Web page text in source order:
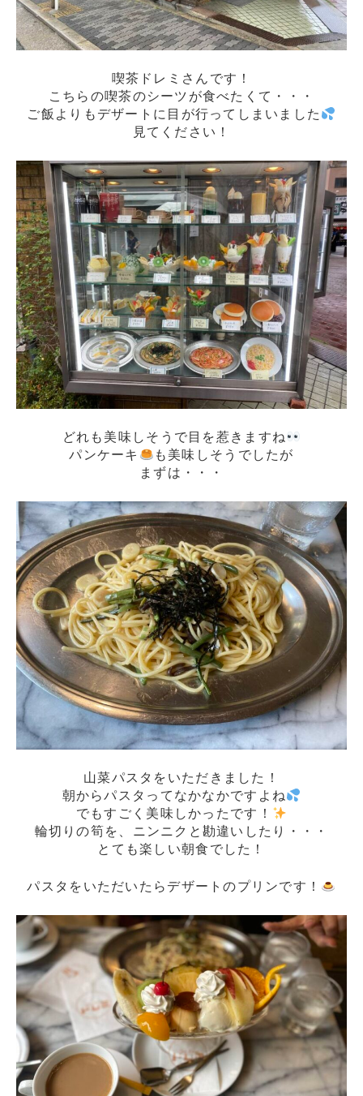
喫茶ドレミさんです！
こちらの喫茶のシーツが食べたくて・・・
ご飯よりもデザートに目が行ってしまいました
見てください！
どれも美味しそうで目を惹きますね
パンケーキ
も美味しそうでしたが
まずは・・・
山菜パスタをいただきました！
朝からパスタってなかなかですよね
でもすごく美味しかったです！
輪切りの筍を、ニンニクと勘違いしたり・・・
とても楽しい朝食でした！
パスタをいただいたらデザートのプリンです！